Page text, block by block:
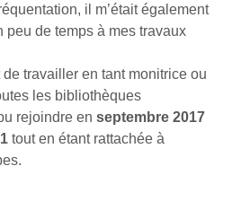
il m’était également
peu de temps à mes travaux
travailler en tant monitrice ou
les bibliothèques
rejoindre en septembre 2017
tout en étant rattachée à